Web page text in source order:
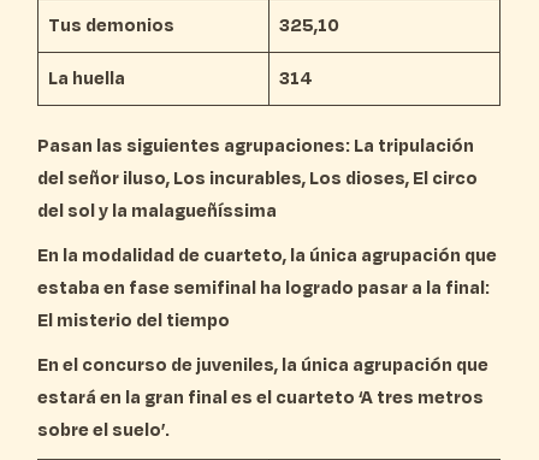
Tus demonios 325,10
La huella 314
Pasan las siguientes agrupaciones: La tripulación
del señor iluso, Los incurables, Los dioses, El circo
del sol y la malagueñíssima
En la modalidad de cuarteto, la única agrupación que
estaba en fase semifinal ha logrado pasar a la final:
El misterio del tiempo
En el concurso de juveniles, la única agrupación que
estará en la gran final es el cuarteto ‘A tres metros
sobre el suelo’.